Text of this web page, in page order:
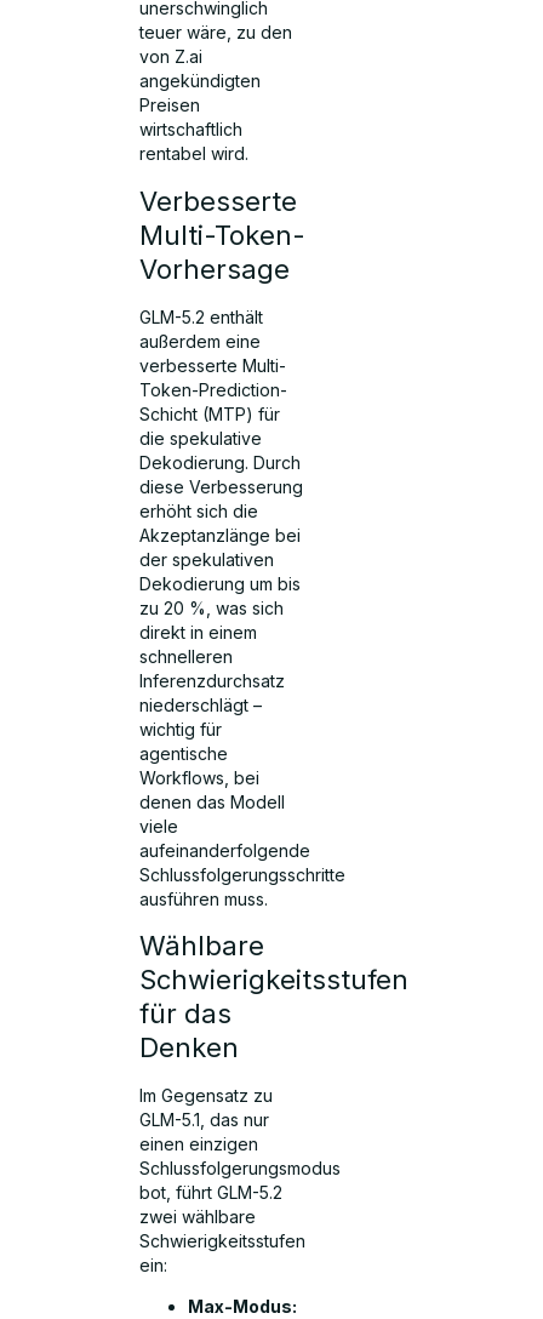
unerschwinglich
teuer wäre, zu den
von Z.ai
angekündigten
Preisen
wirtschaftlich
rentabel wird.
Verbesserte
Multi-Token-
Vorhersage
GLM-5.2 enthält
außerdem eine
verbesserte Multi-
Token-Prediction-
Schicht (MTP) für
die spekulative
Dekodierung. Durch
diese Verbesserung
erhöht sich die
Akzeptanzlänge bei
der spekulativen
Dekodierung um bis
zu 20 %, was sich
direkt in einem
schnelleren
Inferenzdurchsatz
niederschlägt –
wichtig für
agentische
Workflows, bei
denen das Modell
viele
aufeinanderfolgende
Schlussfolgerungsschritte
ausführen muss.
Wählbare
Schwierigkeitsstufen
für das
Denken
Im Gegensatz zu
GLM-5.1, das nur
einen einzigen
Schlussfolgerungsmodus
bot, führt GLM-5.2
zwei wählbare
Schwierigkeitsstufen
ein:
Max-Modus: